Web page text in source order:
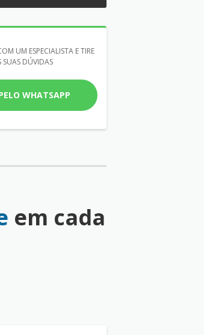
UM ESPECIALISTA E TIRE
SUAS DÚVIDAS
WHATSAPP
em cada